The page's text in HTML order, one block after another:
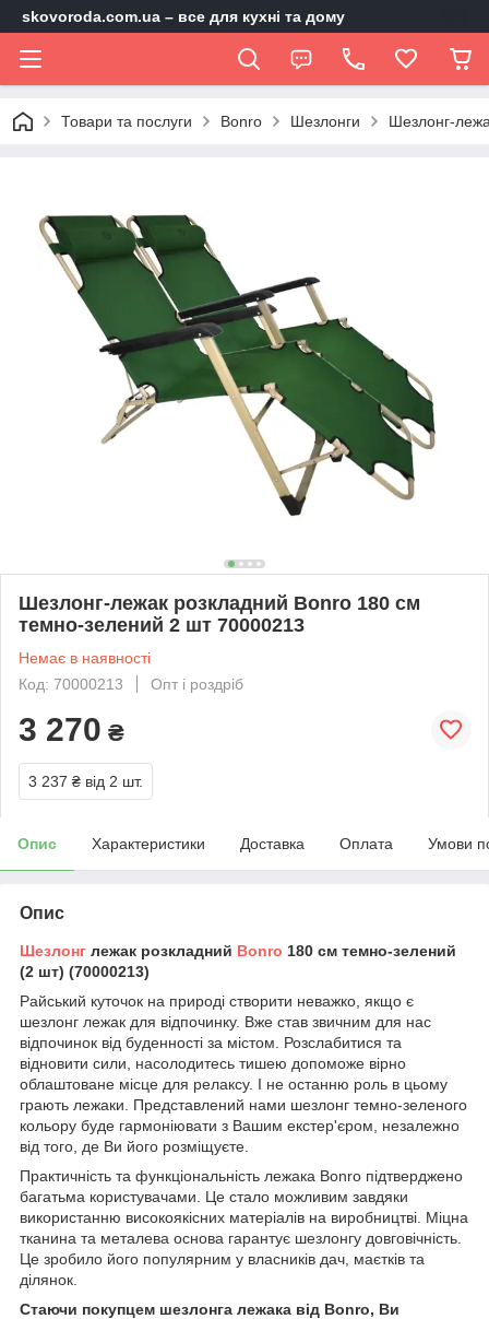
skovoroda.com.ua – все для кухні та дому
Товари та послуги Bonro Шезлонги Шезлонг-
Шезлонг-лежак розкладний Bonro 180 см
темно-зелений 2 шт 70000213
Немає в наявності
Код: 70000213
Опт і роздріб
3 270 ₴
3 237 ₴ від 2 шт.
Опис Характеристики Доставка Оплата Умови
Опис
Шезлонг лежак розкладний Bonro 180 см темно-зелений
(2 шт) (70000213)
Райський куточок на природі створити неважко, якщо є
шезлонг лежак для відпочинку. Вже став звичним для нас
відпочинок від буденності за містом. Розслабитися та
відновити сили, насолодитесь тишею допоможе вірно
облаштоване місце для релаксу. І не останню роль в цьому
грають лежаки. Представлений нами шезлонг темно-зеленого
кольору буде гармоніювати з Вашим екстер'єром, незалежно
від того, де Ви його розміщуєте.
Практичність та функціональність лежака Bonro підтверджено
багатьма користувачами. Це стало можливим завдяки
використанню високоякісних матеріалів на виробництві. Міцна
тканина та металева основа гарантує шезлонгу довговічність.
Це зробило його популярним у власників дач, маєтків та
ділянок.
Стаючи покупцем шезлонга лежака від Bonro, Ви